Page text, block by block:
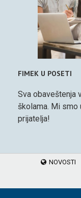
FIMEK U POSETI
Sva obaveštenja
školama. Mi smo
prijatelja!
NOVOSTI